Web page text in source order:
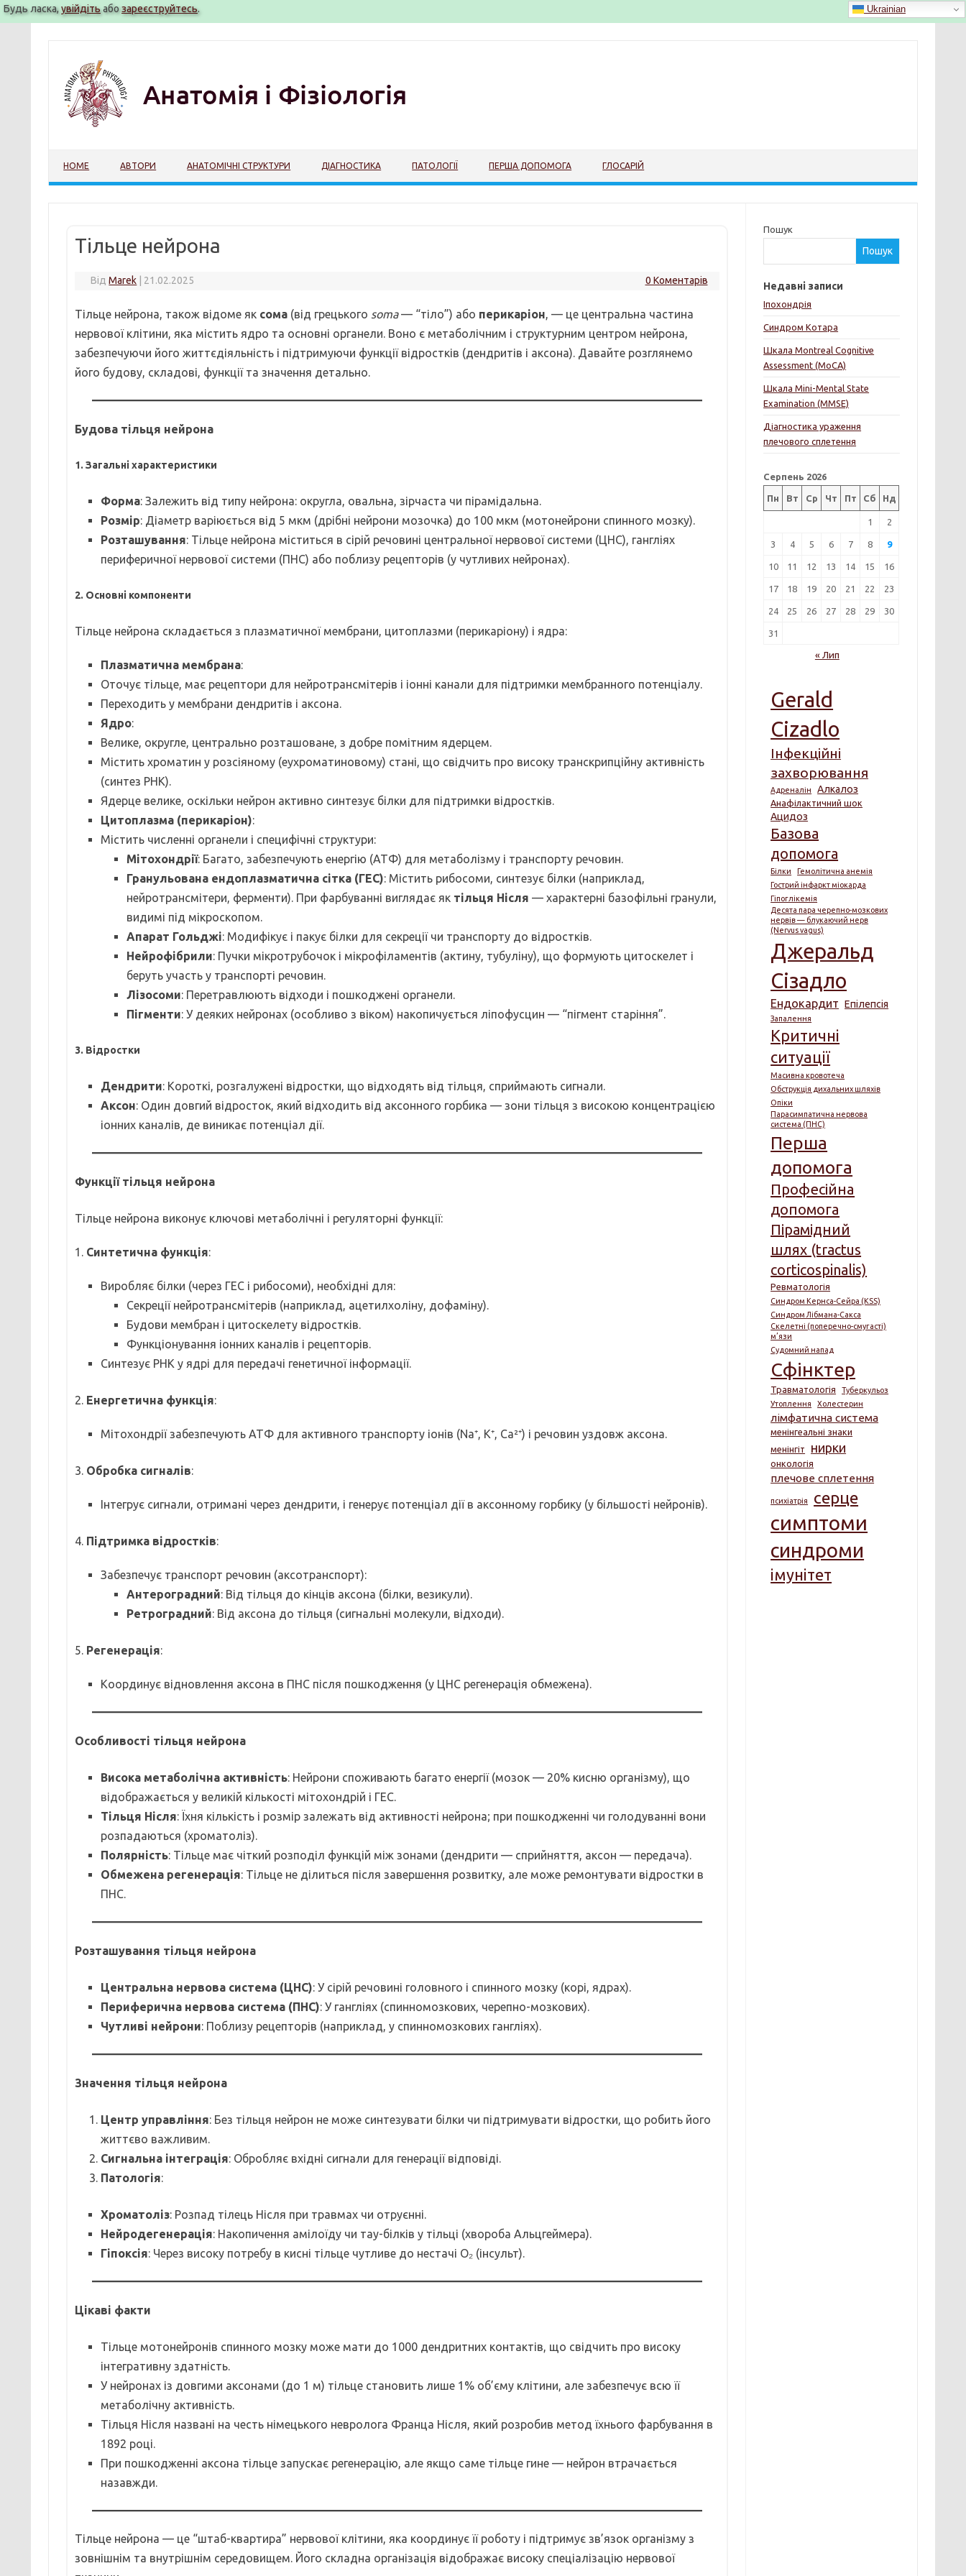
Будь ласка,увійдітьабозареєструйтесь.
HOME АВТОРИ АНАТОМІЧНІ СТРУКТУРИ ДІАГНОСТИКА ПАТОЛОГІЇ ПЕРША ДОПОМОГА ГЛОСАРІЙ
Тільце нейрона
ВідMarek 21.02.2025 0 Коментарів
Тільце нейрона, також відоме як сома (від грецького soma— “тіло”) або перикаріон, — це центральна частина
нервової клітини, яка містить ядро та основні органели. Воно є метаболічним і структурним центром нейрона,
забезпечуючи його життєдіяльність і підтримуючи функції відростків (дендритів і аксона). Давайте розглянемо
його будову, складові, функції та значення детально.
Будова тільця нейрона
1. Загальні характеристики
Форма: Залежить від типу нейрона: округла, овальна, зірчаста чи пірамідальна.
Розмір: Діаметр варіюється від 5 мкм (дрібні нейрони мозочка) до 100 мкм (мотонейрони спинного мозку).
Розташування: Тільце нейрона міститься в сірій речовині центральної нервової системи (ЦНС), гангліях
периферичної нервової системи (ПНС) або поблизу рецепторів (у чутливих нейронах).
2. Основні компоненти
Тільце нейрона складається з плазматичної мембрани, цитоплазми (перикаріону) і ядра:
Плазматична мембрана:
Оточує тільце, має рецептори для нейротрансмітерів і іонні канали для підтримки мембранного потенціалу.
Переходить у мембрани дендритів і аксона.
Ядро:
Велике, округле, центрально розташоване, з добре помітним ядерцем.
Містить хроматин у розсіяному (еухроматиновому) стані, що свідчить про високу транскрипційну активність
(синтез РНК).
Ядерце велике, оскільки нейрон активно синтезує білки для підтримки відростків.
Цитоплазма (перикаріон):
Містить численні органели і специфічні структури:
Мітохондрії: Багато, забезпечують енергію (АТФ) для метаболізму і транспорту речовин.
Гранульована ендоплазматична сітка (ГЕС): Містить рибосоми, синтезує білки (наприклад,
нейротрансмітери, ферменти). При фарбуванні виглядає як тільця Нісля — характерні базофільні гранули,
видимі під мікроскопом.
Апарат Гольджі: Модифікує і пакує білки для секреції чи транспорту до відростків.
Нейрофібрили: Пучки мікротрубочок і мікрофіламентів (актину, тубуліну), що формують цитоскелет і
беруть участь у транспорті речовин.
Лізосоми: Перетравлюють відходи і пошкоджені органели.
Пігменти: У деяких нейронах (особливо з віком) накопичується ліпофусцин — “пігмент старіння”.
3. Відростки
Дендрити: Короткі, розгалужені відростки, що відходять від тільця, сприймають сигнали.
Аксон: Один довгий відросток, який відходить від аксонного горбика — зони тільця з високою концентрацією
іонних каналів, де виникає потенціал дії.
Функції тільця нейрона
Тільце нейрона виконує ключові метаболічні і регуляторні функції:
1. Синтетична функція:
Виробляє білки (через ГЕС і рибосоми), необхідні для:
Секреції нейротрансмітерів (наприклад, ацетилхоліну, дофаміну).
Будови мембран і цитоскелету відростків.
Функціонування іонних каналів і рецепторів.
Синтезує РНК у ядрі для передачі генетичної інформації.
2. Енергетична функція:
Мітохондрії забезпечують АТФ для активного транспорту іонів (Na⁺, K⁺, Ca²⁺) і речовин уздовж аксона.
3. Обробка сигналів:
Інтегрує сигнали, отримані через дендрити, і генерує потенціал дії в аксонному горбику (у більшості нейронів).
4. Підтримка відростків:
Забезпечує транспорт речовин (аксотранспорт):
Антероградний: Від тільця до кінців аксона (білки, везикули).
Ретроградний: Від аксона до тільця (сигнальні молекули, відходи).
5. Регенерація:
Координує відновлення аксона в ПНС після пошкодження (у ЦНС регенерація обмежена).
Особливості тільця нейрона
Висока метаболічна активність: Нейрони споживають багато енергії (мозок — 20% кисню організму), що
відображається у великій кількості мітохондрій і ГЕС.
Тільця Нісля: Їхня кількість і розмір залежать від активності нейрона; при пошкодженні чи голодуванні вони
розпадаються (хроматоліз).
Полярність: Тільце має чіткий розподіл функцій між зонами (дендрити — сприйняття, аксон — передача).
Обмежена регенерація: Тільце не ділиться після завершення розвитку, але може ремонтувати відростки в
ПНС.
Розташування тільця нейрона
Центральна нервова система (ЦНС): У сірій речовині головного і спинного мозку (корі, ядрах).
Периферична нервова система (ПНС): У гангліях (спинномозкових, черепно-мозкових).
Чутливі нейрони: Поблизу рецепторів (наприклад, у спинномозкових гангліях).
Значення тільця нейрона
Центр управління: Без тільця нейрон не може синтезувати білки чи підтримувати відростки, що робить його
життєво важливим.
Сигнальна інтеграція: Обробляє вхідні сигнали для генерації відповіді.
Патологія:
Хроматоліз: Розпад тілець Нісля при травмах чи отруєнні.
Нейродегенерація: Накопичення амілоїду чи тау-білків у тільці (хвороба Альцгеймера).
Гіпоксія: Через високу потребу в кисні тільце чутливе до нестачі О₂ (інсульт).
Цікаві факти
Тільце мотонейронів спинного мозку може мати до 1000 дендритних контактів, що свідчить про високу
інтегративну здатність.
У нейронах із довгими аксонами (до 1 м) тільце становить лише 1% об’єму клітини, але забезпечує всю її
метаболічну активність.
Тільця Нісля названі на честь німецького невролога Франца Нісля, який розробив метод їхнього фарбування в
1892 році.
При пошкодженні аксона тільце запускає регенерацію, але якщо саме тільце гине — нейрон втрачається
назавжди.
Тільце нейрона — це “штаб-квартира” нервової клітини, яка координує її роботу і підтримує зв’язок організму з
зовнішнім та внутрішнім середовищем. Його складна організація відображає високу спеціалізацію нервової
Пошук
Пошук
Недавні записи
Іпохондрія
Синдром Котара
Шкала Montreal Cognitive
Assessment (MoCA)
Шкала Mini-Mental State
Examination (MMSE)
Діагностика ураження
плечового сплетення
Серпень 2026
Пн Вт Ср Чт Пт Сб Нд
1 2
3 4 5 6 7 8 9
10 11 12 13 14 15 16
17 18 19 20 21 22 23
24 25 26 27 28 29 30
31
« Лип
Gerald
Cizadlo
Інфекційні
захворювання
Адреналін Алкалоз
Анафілактичний шок
Ацидоз
Базова
допомога
Білки
Гемолітична анемія
Гострий інфаркт міокарда
Гіпоглікемія
Десята пара черепно-мозкових
нервів — блукаючий нерв
(Nervus vagus)
Джеральд
Сізадло
Ендокардит Епілепсія
Запалення
Критичні
ситуації
Масивна кровотеча
Обструкція дихальних шляхів
Опіки
Парасимпатична нервова
система (ПНС)
Перша
допомога
Професійна
допомога
Пірамідний
шлях (tractus
corticospinalis)
Ревматологія
Синдром Кернса-Сейра (KSS)
Синдром Лібмана-Сакса
Скелетні (поперечно-смугасті)
м’язи
Судомний напад
Сфінктер
Травматологія
Туберкульоз
Утоплення
Холестерин
лімфатична система
менінгеальні знаки
менінгіт
нирки
онкологія
плечове сплетення
психіатрія серце
симптоми
синдроми
імунітет
Ukrainian